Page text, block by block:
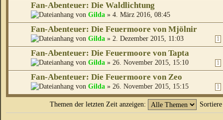
Fan-Abenteuer: Die Waldlichtung
von Gilda » 4. März 2016, 08:45
Fan-Abenteuer: Die Feuermoore von Mjölnir
1
von Gilda » 2. Dezember 2015, 11:03
Fan-Abenteuer: Die Feuermoore von Tapta
1
von Gilda » 26. November 2015, 15:10
Fan-Abenteuer: Die Feuermoore von Zeo
1
von Gilda » 26. November 2015, 15:15
Themen der letzten Zeit anzeigen: